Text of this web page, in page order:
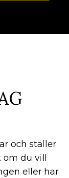
och ställer
du vill
eller har